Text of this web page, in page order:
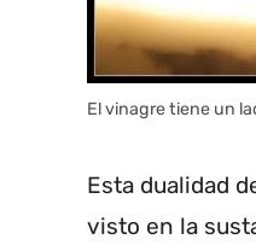
El vinagre tiene un
Esta dualidad
visto en la